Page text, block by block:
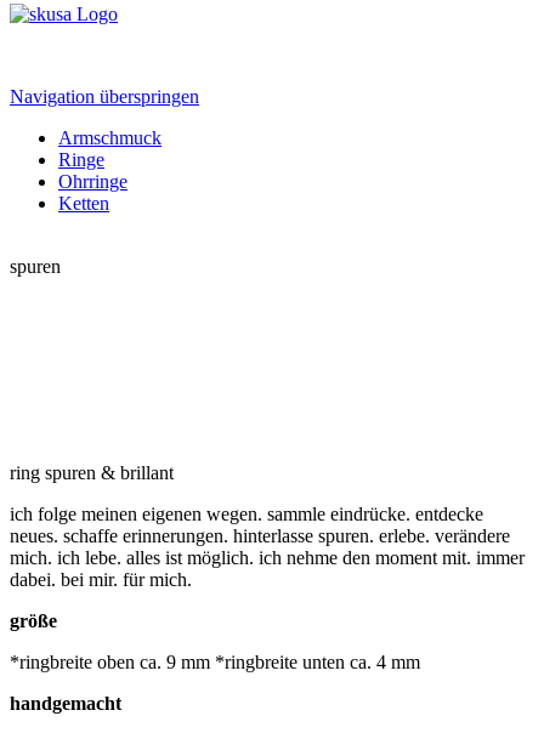
Navigation überspringen
Armschmuck
Ringe
Ohrringe
Ketten
spuren
ring spuren & brillant
ich folge meinen eigenen wegen. sammle eindrücke. entdecke
neues. schaffe erinnerungen. hinterlasse spuren. erlebe. verändere
mich. ich lebe. alles ist möglich. ich nehme den moment mit. immer
dabei. bei mir. für mich.
größe
*ringbreite oben ca. 9 mm *ringbreite unten ca. 4 mm
handgemacht